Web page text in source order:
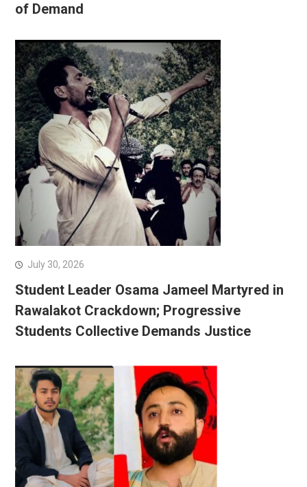
of Demand
July 30, 2026
Student Leader Osama Jameel Martyred in
Rawalakot Crackdown; Progressive
Students Collective Demands Justice